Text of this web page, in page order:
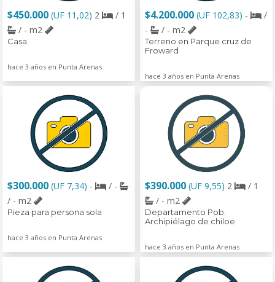
$450.000 (UF 11,02) 2
/ 1
/ - m2
Casa
hace 3 años en Punta Arenas
$4.200.000 (UF 102,83) -
/
-
/ - m2
Terreno en Parque cruz de
Froward
hace 3 años en Punta Arenas
$300.000 (UF 7,34) -
/ -
/ - m2
Pieza para persona sola
hace 3 años en Punta Arenas
$390.000 (UF 9,55) 2
/ 1
/ - m2
Departamento Pob.
Archipiélago de chiloe
hace 3 años en Punta Arenas